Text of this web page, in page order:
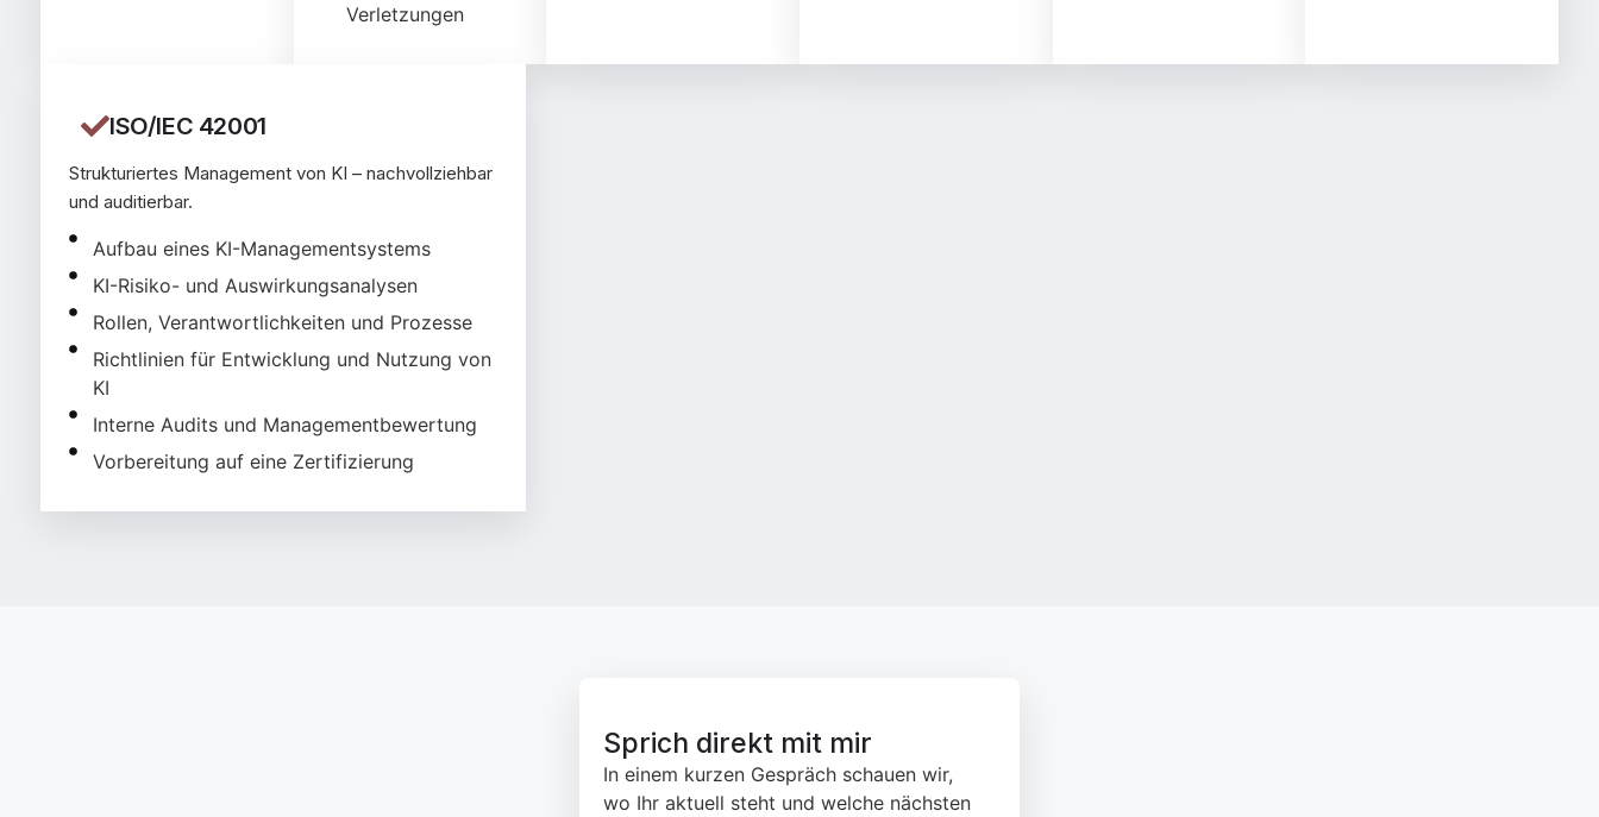
Verletzungen
ISO/IEC 42001
Strukturiertes Management von KI – nachvollziehbar
und auditierbar.
Aufbau eines KI-Managementsystems
KI-Risiko- und Auswirkungsanalysen
Rollen, Verantwortlichkeiten und Prozesse
Richtlinien für Entwicklung und Nutzung von
KI
Interne Audits und Managementbewertung
Vorbereitung auf eine Zertifizierung
Sprich direkt mit mir
In einem kurzen Gespräch schauen wir,
wo Ihr aktuell steht und welche nächsten